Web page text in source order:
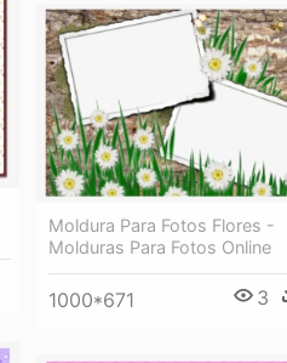
Moldura Para Fotos Flores -
Molduras Para Fotos Online
1000*671 3